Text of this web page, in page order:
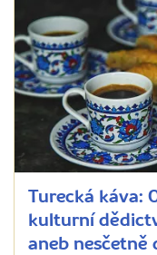
Turecká káva:
kulturní
aneb nesčetně